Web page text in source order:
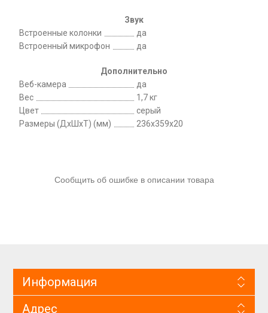
Звук
Встроенные колонки
да
Встроенный микрофон
да
Дополнительно
Веб-камера
да
Вес
1,7 кг
Цвет
серый
Размеры (ДхШхТ) (мм)
236x359x20
Сообщить об ошибке в описании товара
Информация
Адрес